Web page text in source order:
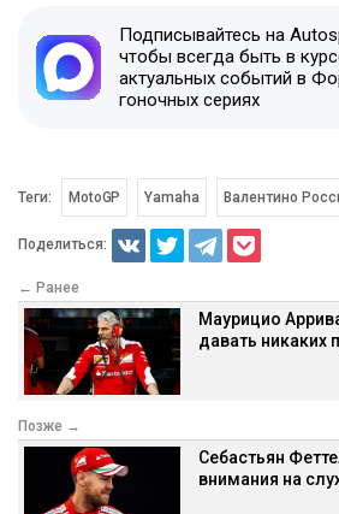
Подписывайтесь на
чтобы всегда быть в
актуальных событий в
гоночных сериях
Теги: MotoGP Yamaha Валентино
Поделиться:
← Ранее
Маурицио
давать никаких
Позже →
Себастьян
внимания на